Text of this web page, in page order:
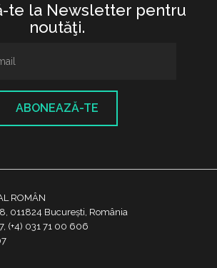
te la Newsletter pentru
noutăţi.
ABONEAZĂ-TE
ROMÂN
011824 București, România
(+4) 031 71 00 606